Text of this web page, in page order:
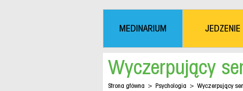
MEDINARIUM JEDZENIE
Wyczerpujący
Strona główna > Psychologia > Wyczerpujący